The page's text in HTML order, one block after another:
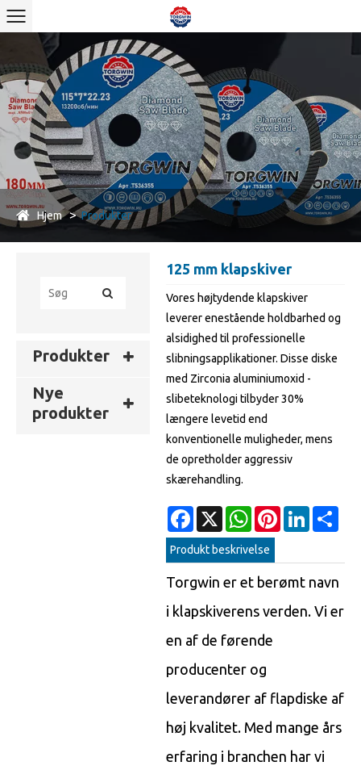
Hjem Produkter
Produkter
Nye
produkter
125 mm klapskiver
Vores højtydende klapskiver
leverer enestående holdbarhed og
alsidighed til professionelle
slibningsapplikationer. Disse diske
med Zirconia aluminiumoxid -
slibeteknologi tilbyder 30%
længere levetid end
konventionelle muligheder, mens
de opretholder aggressiv
skærehandling.
Facebook
X WhatsAppPinterestLinkedIn
Produkt beskrivelse
Torgwin er et berømt navn
i klapskiverens verden. Vi er
en af ​​de førende
producenter og
leverandører af flapdiske af
høj kvalitet. Med mange års
erfaring i branchen har vi